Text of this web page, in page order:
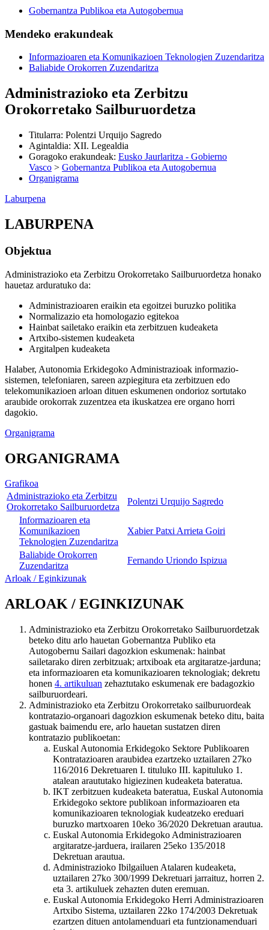
Gobernantza Publikoa eta Autogobernua
Mendeko erakundeak
Informazioaren eta Komunikazioen Teknologien Zuzendaritza
Baliabide Orokorren Zuzendaritza
Administrazioko eta Zerbitzu
Orokorretako Sailburuordetza
Titularra: Polentzi Urquijo Sagredo
Agintaldia: XII. Legealdia
Goragoko erakundeak: Eusko Jaurlaritza - Gobierno
Vasco > Gobernantza Publikoa eta Autogobernua
Organigrama
Laburpena
LABURPENA
Objektua
Administrazioko eta Zerbitzu Orokorretako Sailburuordetza honako
hauetaz arduratuko da:
Administrazioaren eraikin eta egoitzei buruzko politika
Normalizazio eta homologazio egitekoa
Hainbat sailetako eraikin eta zerbitzuen kudeaketa
Artxibo-sistemen kudeaketa
Argitalpen kudeaketa
Halaber, Autonomia Erkidegoko Administrazioak informazio-
sistemen, telefoniaren, sareen azpiegitura eta zerbitzuen edo
telekomunikazioen arloan dituen eskumenen ondorioz sortutako
araubide orokorrak zuzentzea eta ikuskatzea ere organo horri
dagokio.
Organigrama
ORGANIGRAMA
Grafikoa
Administrazioko eta Zerbitzu
Orokorretako Sailburuordetza
Polentzi Urquijo Sagredo
Informazioaren eta
Komunikazioen
Teknologien Zuzendaritza
Xabier Patxi Arrieta Goiri
Baliabide Orokorren
Zuzendaritza
Fernando Uriondo Ispizua
Arloak / Eginkizunak
ARLOAK / EGINKIZUNAK
Administrazioko eta Zerbitzu Orokorretako Sailburuordetzak
beteko ditu arlo hauetan Gobernantza Publiko eta
Autogobernu Sailari dagozkion eskumenak: hainbat
sailetarako diren zerbitzuak; artxiboak eta argitaratze-jarduna;
eta informazioaren eta komunikazioaren teknologiak; dekretu
honen 4. artikuluan zehaztutako eskumenak ere badagozkio
sailburuordeari.
Administrazioko eta Zerbitzu Orokorretako sailburuordeak
kontratazio-organoari dagozkion eskumenak beteko ditu, baita
gastuak baimendu ere, arlo hauetan sustatzen diren
kontratazio publikoetan:
Euskal Autonomia Erkidegoko Sektore Publikoaren
Kontratazioaren araubidea ezartzeko uztailaren 27ko
116/2016 Dekretuaren I. tituluko III. kapituluko 1.
atalean araututako higiezinen kudeaketa bateratua.
IKT zerbitzuen kudeaketa bateratua, Euskal Autonomia
Erkidegoko sektore publikoan informazioaren eta
komunikazioaren teknologiak kudeatzeko ereduari
buruzko martxoaren 10eko 36/2020 Dekretuan arautua.
Euskal Autonomia Erkidegoko Administrazioaren
argitaratze-jarduera, irailaren 25eko 135/2018
Dekretuan arautua.
Administrazioko Ibilgailuen Atalaren kudeaketa,
uztailaren 27ko 300/1999 Dekretuari jarraituz, horren 2.
eta 3. artikuluek zehazten duten eremuan.
Euskal Autonomia Erkidegoko Herri Administrazioaren
Artxibo Sistema, uztailaren 22ko 174/2003 Dekretuak
ezartzen dituen antolamenduari eta funtzionamenduari